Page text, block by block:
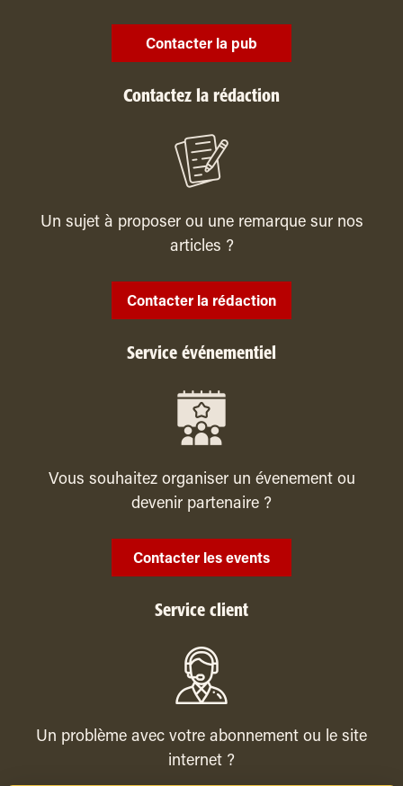
Contacter la pub
Contactez la rédaction
Un sujet à proposer ou une remarque sur nos
articles ?
Contacter la rédaction
Service événementiel
Vous souhaitez organiser un évenement ou
devenir partenaire ?
Contacter les events
Service client
Un problème avec votre abonnement ou le site
internet ?